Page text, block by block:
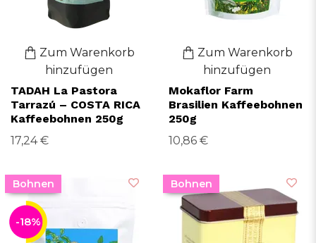
Zum Warenkorb
hinzufügen
TADAH La Pastora
Tarrazú – COSTA RICA
Kaffeebohnen 250g
17,24 €
Zum Warenkorb
hinzufügen
Mokaflor Farm
Brasilien Kaffeebohnen
250g
10,86 €
Bohnen
-18%
Bohnen